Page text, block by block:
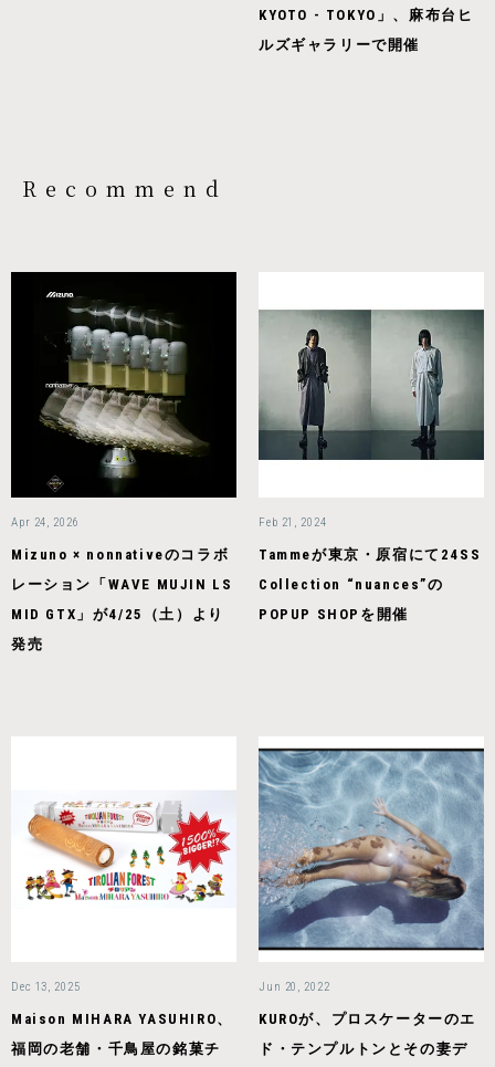
KYOTO - TOKYO」、麻布台ヒ
ルズギャラリーで開催
Recommend
Apr 24, 2026
Mizuno × nonnativeのコラボ
レーション「WAVE MUJIN LS
MID GTX」が4/25（土）より
発売
Feb 21, 2024
Tammeが東京・原宿にて24SS
Collection “nuances”の
POPUP SHOPを開催
Dec 13, 2025
Maison MIHARA YASUHIRO、
福岡の老舗・千鳥屋の銘菓チ
Jun 20, 2022
KUROが、プロスケーターのエ
ド・テンプルトンとその妻デ